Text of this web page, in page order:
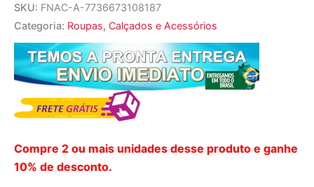
SKU: FNAC-A-7736673108187
Categoria: Roupas, Calçados e Acessórios
Compre 2 ou mais unidades desse produto e ganhe
10% de desconto.